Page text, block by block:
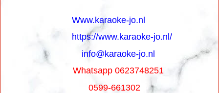
Www.karaoke-jo.nl
https://www.karaoke-jo.nl/
info@karaoke-jo.nl
Whatsapp 0623748251
0599-661302